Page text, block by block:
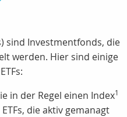
sind Investmentfonds, die
werden. Hier sind einige
in der Regel einen Index1
die aktiv gemanagt